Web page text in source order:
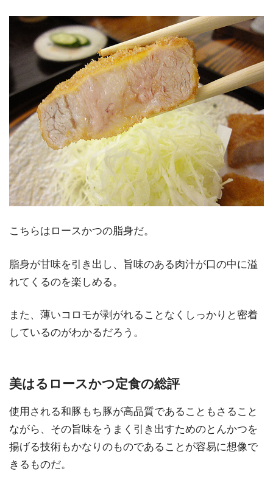
こちらはロースかつの脂身だ。
脂身が甘味を引き出し、旨味のある肉汁が口の中に溢
れてくるのを楽しめる。
また、薄いコロモが剥がれることなくしっかりと密着
しているのがわかるだろう。
美はるロースかつ定食の総評
使用される和豚もち豚が高品質であることもさること
ながら、その旨味をうまく引き出すためのとんかつを
揚げる技術もかなりのものであることが容易に想像で
きるものだ。